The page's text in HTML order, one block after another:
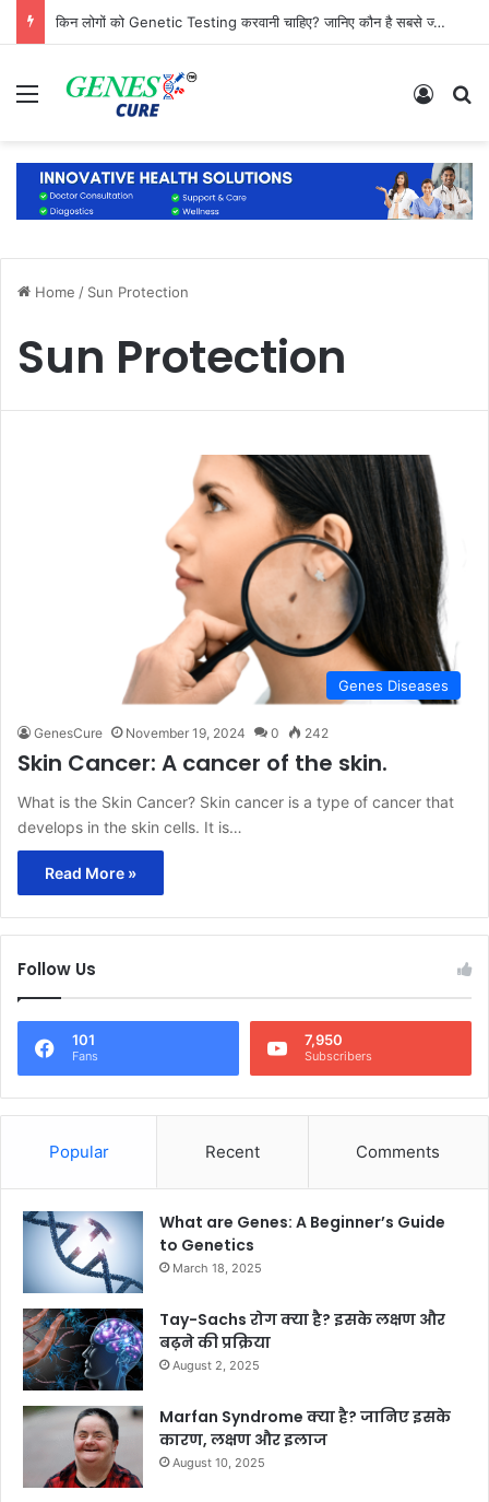
किन लोगों को Genetic Testing करवानी चाहिए? जानिए कौन है सबसे ज्यादा जरूरतमंद
Menu Log In
Home / Sun Protection
Sun Protection
Genes Diseases
GenesCure November 19, 2024 0 242
Skin Cancer: A cancer of the skin.
What is the Skin Cancer? Skin cancer is a type of cancer that
develops in the skin cells. It is…
Read More »
Follow Us
101
Fans
7,950
Subscribers
Popular Recent Comments
What are Genes: A Beginner’s Guide
to Genetics
March 18, 2025
Tay-Sachs रोग क्या है? इसके लक्षण और
बढ़ने की प्रक्रिया
August 2, 2025
Marfan Syndrome क्या है? जानिए इसके
कारण, लक्षण और इलाज
August 10, 2025